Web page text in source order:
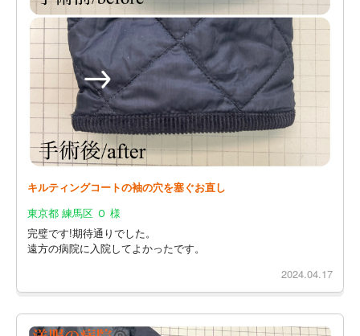
キルティングコートの袖の穴を塞ぐお直し
東京都 練馬区 Ｏ 様
完璧です!期待通りでした。
遠方の病院に入院してよかったです。
2024.04.17